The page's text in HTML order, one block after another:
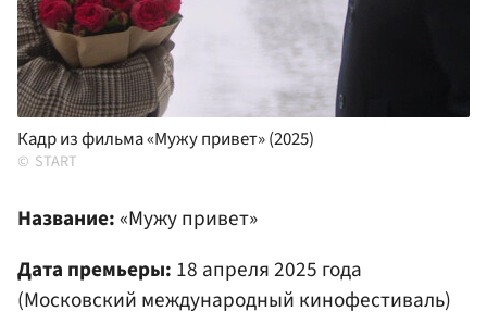
Кадр из фильма «Мужу привет» (2025)
START
Название:«Мужу привет»
Дата премьеры: 18 апреля 2025 года
(Московский международный кинофестиваль)